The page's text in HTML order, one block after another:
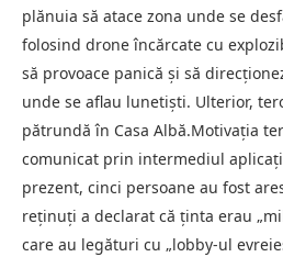
plănuia să atace zona unde se
folosind drone încărcate cu
să provoace panică și să
unde se aflau lunetiști. Ulterior,
pătrundă în Casa Albă.Motivația
comunicat prin intermediul
prezent, cinci persoane au fost
reținuți a declarat că ținta erau
care au legături cu „lobby-ul